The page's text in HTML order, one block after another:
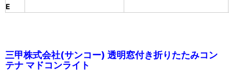
E
三甲株式会社(サンコー) 透明窓付き折りたたみコン
テナ マドコンライト